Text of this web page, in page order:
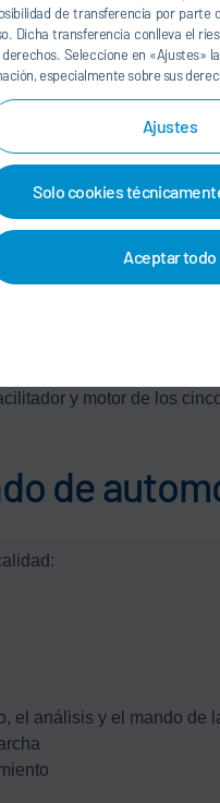
de transferencia por parte
Dicha transferencia conlleva el
Seleccione en «Ajustes»
especialmente sobre sus
Ajustes
Solo cookies
Aceptar todo
y costes de inversión y
que marcan
capacidades de
ecológica para una
a lo largo de todo el
Con nuestros
procesos de producción
y motor de los
de
el análisis y el mando de